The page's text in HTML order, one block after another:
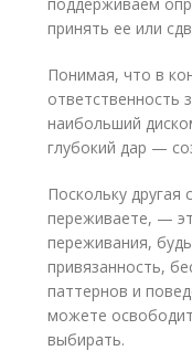
принять ее или
Понимая, что в
ответственность
наибольший
глубокий дар —
Поскольку
переживаете, —
переживания,
привязанность,
паттернов и
можете
выбирать.